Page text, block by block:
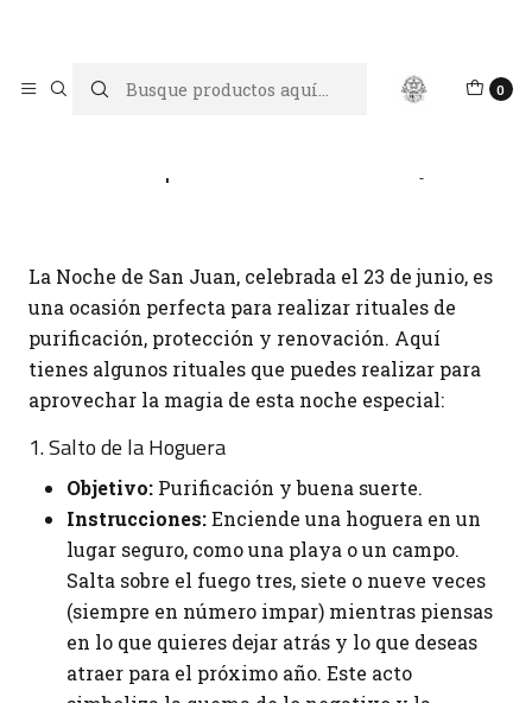
0
Inicio Blog Rituales para la Noche de San Juan
La Noche de San Juan, celebrada el 23 de junio, es
una ocasión perfecta para realizar rituales de
purificación, protección y renovación. Aquí
tienes algunos rituales que puedes realizar para
aprovechar la magia de esta noche especial:
1. Salto de la Hoguera
Objetivo: Purificación y buena suerte.
Instrucciones:Enciende una hoguera en un
lugar seguro, como una playa o un campo.
Salta sobre el fuego tres, siete o nueve veces
(siempre en número impar) mientras piensas
en lo que quieres dejar atrás y lo que deseas
atraer para el próximo año. Este acto